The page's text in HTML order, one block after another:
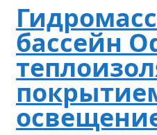
бассейн